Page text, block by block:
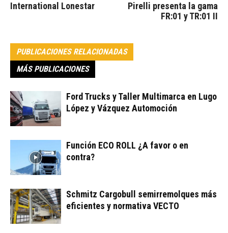
International Lonestar
Pirelli presenta la gama
FR:01 y TR:01 II
PUBLICACIONES RELACIONADAS
MÁS PUBLICACIONES
Ford Trucks y Taller Multimarca en Lugo
López y Vázquez Automoción
Función ECO ROLL ¿A favor o en
contra?
Schmitz Cargobull semirremolques más
eficientes y normativa VECTO